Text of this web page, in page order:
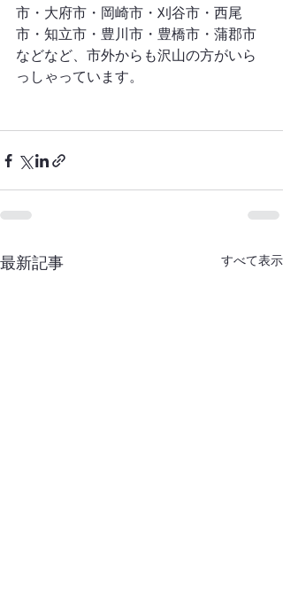
市・大府市・岡崎市・刈谷市・西尾
市・知立市・豊川市・豊橋市・蒲郡市
などなど、市外からも沢山の方がいら
っしゃっています。
最新記事 すべて表示